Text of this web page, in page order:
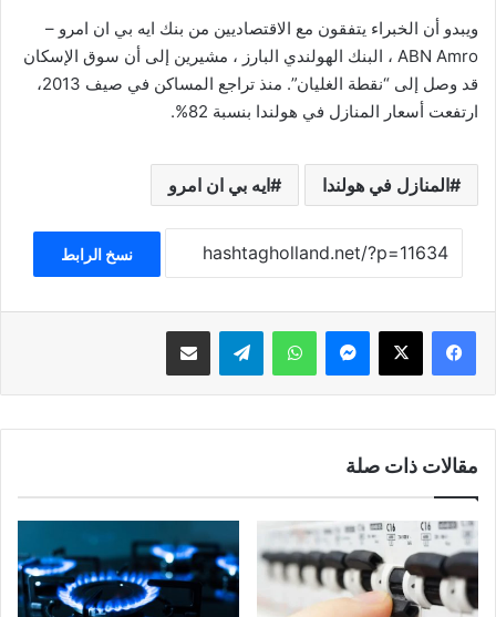
ويبدو أن الخبراء يتفقون مع الاقتصاديين من بنك ايه بي ان امرو –
ABN Amro ، البنك الهولندي البارز ، مشيرين إلى أن سوق الإسكان
قد وصل إلى “نقطة الغليان”. منذ تراجع المساكن في صيف 2013،
ارتفعت أسعار المنازل في هولندا بنسبة 82%.
المنازل في هولندا ايه بي ان امرو
نسخ الرابط
فيسبوك ‫X ماسنجر واتساب تيلقرام مشاركة عبر البريد
مقالات ذات صلة